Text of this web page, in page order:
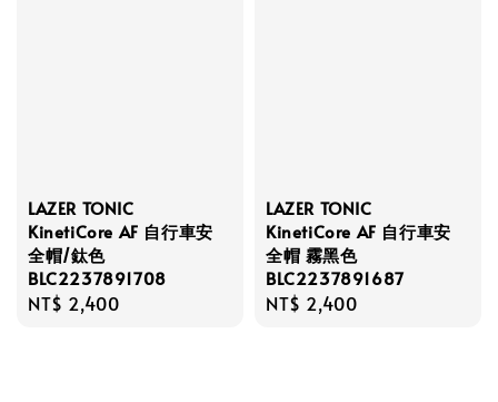
LAZER TONIC
KinetiCore AF 自行車安
全帽/鈦色
BLC2237891708
Regular
NT$ 2,400
LAZER TONIC
KinetiCore AF 自行車安
全帽 霧黑色
BLC2237891687
Regular
NT$ 2,400